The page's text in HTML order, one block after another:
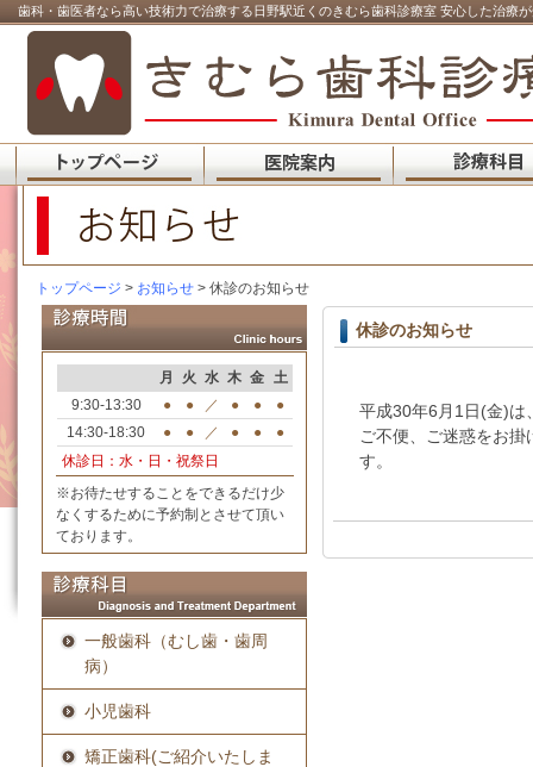
歯科・歯医者なら高い技術力で治療する日野駅近くのきむら歯科診療室 安心した治療
トップページ > お知らせ > 休診のお知らせ
月 火 水 木 金 土
9:30-13:30
● ● ／ ● ●
●
14:30-18:30
● ● ／ ● ●
●
休診日：水・日・祝祭日
※お待たせすることをできるだけ少
なくするために予約制とさせて頂い
ております。
一般歯科（むし歯・歯周
病）
小児歯科
矯正歯科(ご紹介いたしま
休診のお知らせ
平成30年6月1日(金)は
ご不便、ご迷惑をお
す。